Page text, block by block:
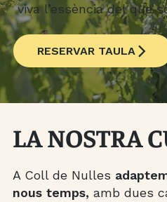
viva l’essència del que
RESERVAR TAULA
LA NOSTRA
A Coll de Nulles
nous temps, amb dues